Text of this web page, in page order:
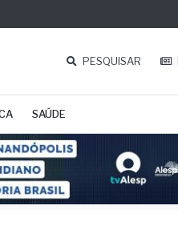
PESQUISAR
SAÚDE